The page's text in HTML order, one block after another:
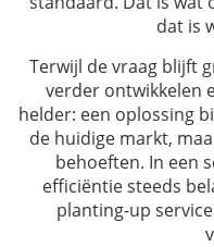
dat is
Terwijl de vraag blijft
verder ontwikkelen
helder: een oplossing
de huidige markt,
behoeften. In een
efficiëntie steeds
planting-up